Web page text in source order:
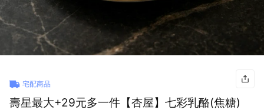
宅配商品
壽星最大+29元多一件【杏屋】七彩乳酪(焦糖)